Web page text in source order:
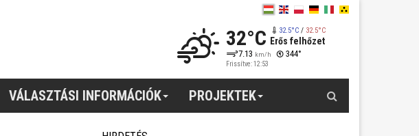
32°C 32.5°C/ 32.5°C
Erős felhőzet
7.13 km/h 344°
Frissítve: 12:53
VÁLASZTÁSI INFORMÁCIÓK PROJEKTEK